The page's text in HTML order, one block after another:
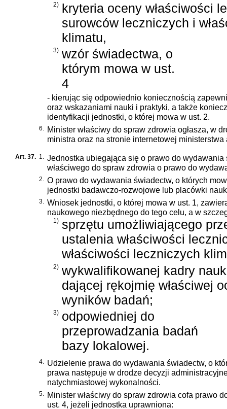
2) kryteria oceny właściwości
surowców leczniczych i
klimatu,
3) wzór świadectwa, o
którym mowa w ust.
4
- kierując się odpowiednio koniecznością
oraz wskazaniami nauki i praktyki, a także
identyfikacji jednostki, o której mowa w ust. 2.
6. Minister właściwy do spraw zdrowia ogłasza, w
ministra oraz na stronie internetowej
Art. 37. 1. Jednostka ubiegająca się o prawo do
właściwego do spraw zdrowia o prawo do
2. O prawo do wydawania świadectw, o których
jednostki badawczo-rozwojowe lub placówki
3. Wniosek jednostki, o której mowa w ust. 1,
naukowego niezbędnego do tego celu, a w
1) sprzętu umożliwiającego
ustalenia właściwości
właściwości leczniczych
2) wykwalifikowanej kadry
dającej rękojmię właściwej
wyników badań;
3) odpowiedniej do
przeprowadzania badań
bazy lokalowej.
4. Udzielenie prawa do wydawania świadectw, o
prawa następuje w drodze decyzji
natychmiastowej wykonalności.
5. Minister właściwy do spraw zdrowia cofa prawo
ust. 4, jeżeli jednostka uprawniona: